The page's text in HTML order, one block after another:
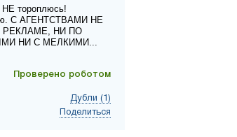
НЕ тороплюсь!
С АГЕНТСТВАМИ НЕ
НИ ПО
НИ С МЕЛКИМИ...
Проверено роботом
Дубли (1)
Поделиться